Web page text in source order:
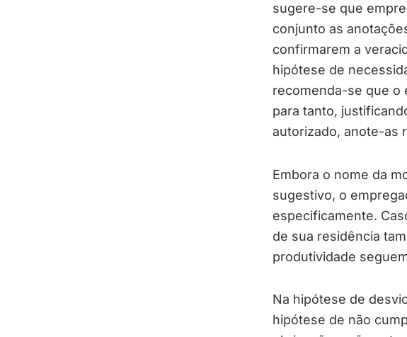
sugere-se que
conjunto as
confirmarem a
hipótese de
recomenda-se que o
para tanto,
autorizado, anote-as
Embora o nome da
sugestivo, o
especificamente.
de sua residência
produtividade
Na hipótese de
hipótese de não